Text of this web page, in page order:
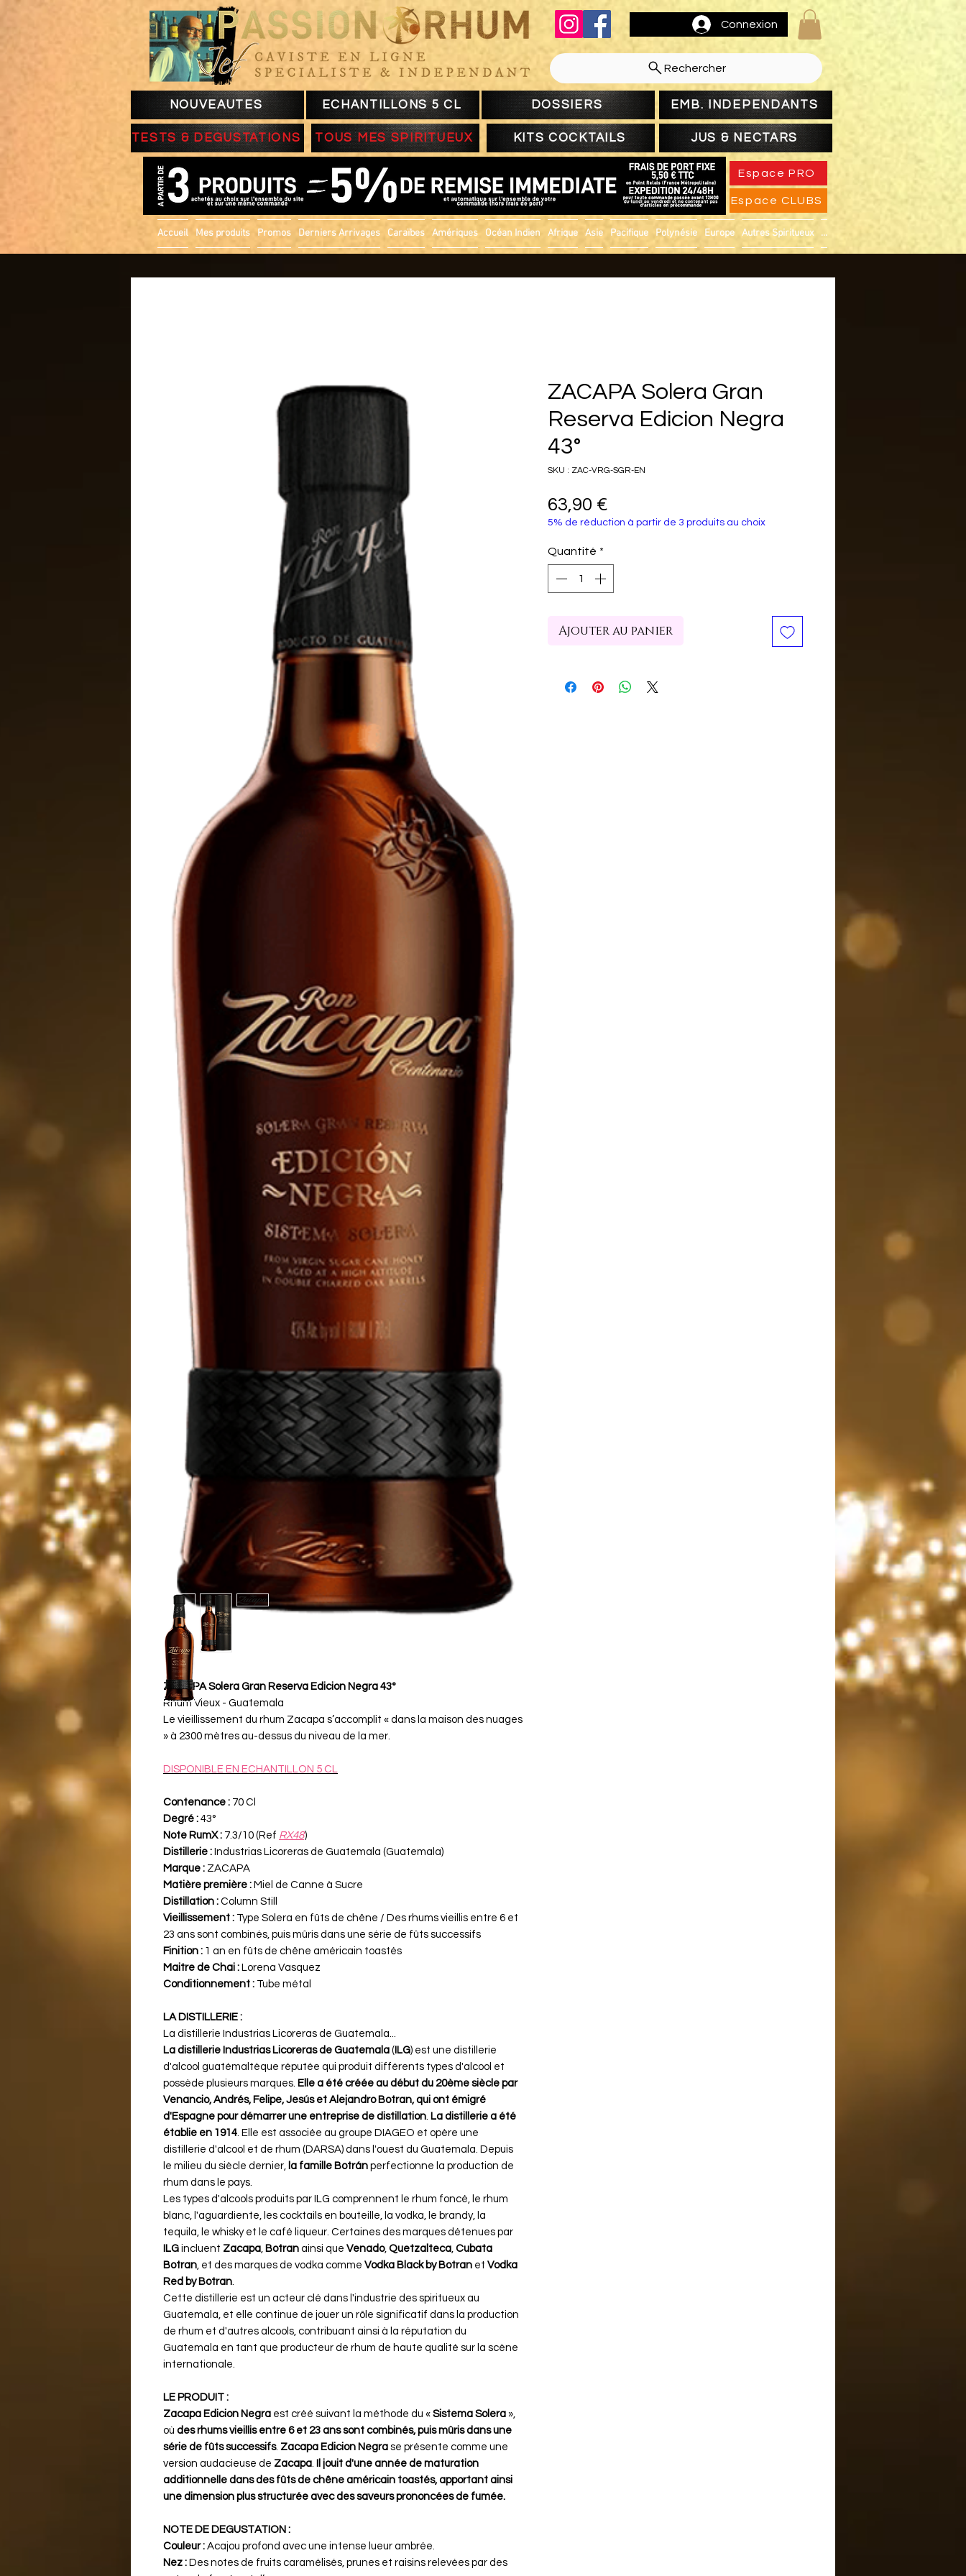
Connexion
Rechercher
NOUVEAUTES ECHANTILLONS 5 CL DOSSIERS EMB. INDEPENDANTS
TESTS & DEGUSTATIONS TOUS MES SPIRITUEUX KITS COCKTAILS JUS & NECTARS
Espace PRO
Espace CLUBS
Accueil Mes produits Promos Derniers Arrivages Caraïbes Amériques Océan Indien Afrique Asie Pacifique Polynésie Europe Autres Spiritueux ...
ZACAPA Solera Gran Reserva Edicion Negra 43°
Rhum Vieux - Guatemala
Le vieillissement du rhum Zacapa s’accomplit « dans la maison des nuages
» à 2300 mètres au-dessus du niveau de la mer.
DISPONIBLE EN ECHANTILLON 5 CL
Contenance : 70 Cl
Degré : 43°
Note RumX : 7.3/10 (Ref RX48)
Distillerie : Industrias Licoreras de Guatemala (Guatemala)
Marque : ZACAPA
Matière première : Miel de Canne à Sucre
Distillation : Column Still
Vieillissement : Type Solera en fûts de chêne / Des rhums vieillis entre 6 et
23 ans sont combinés, puis mûris dans une série de fûts successifs
Finition : 1 an en fûts de chêne américain toastés
Maitre de Chai : Lorena Vasquez
Conditionnement : Tube métal
LA DISTILLERIE :
La distillerie Industrias Licoreras de Guatemala...
La distillerie Industrias Licoreras de Guatemala ( ILG) est une distillerie
d'alcool guatémaltèque réputée qui produit différents types d'alcool et
possède plusieurs marques. Elle a été créée au début du 20ème siècle par
Venancio, Andrés, Felipe, Jesús et Alejandro Botran, qui ont émigré
d'Espagne pour démarrer une entreprise de distillation​ La distillerie a été
établie en 1914 . Elle est associée au groupe DIAGEO et opère une
distillerie d'alcool et de rhum (DARSA) dans l'ouest du Guatemala. Depuis
le milieu du siècle dernier, la famille Botrán perfectionne la production de
rhum dans le pays​​.
Les types d'alcools produits par ILG comprennent le rhum foncé, le rhum
blanc, l'aguardiente, les cocktails en bouteille, la vodka, le brandy, la
tequila, le whisky et le café liqueur​. Certaines des marques détenues par
ILG incluent Zacapa Botran ainsi que Venado, Quetzalteca Cubata
Botran , et des marques de vodka comme Vodka Black by Botran et Vodka
Red by Botran​
Cette distillerie est un acteur clé dans l'industrie des spiritueux au
Guatemala, et elle continue de jouer un rôle significatif dans la production
de rhum et d'autres alcools, contribuant ainsi à la réputation du
Guatemala en tant que producteur de rhum de haute qualité sur la scène
internationale.
LE PRODUIT :
Zacapa Edicion Negra est créé suivant la méthode du « Sistema Solera »,
où des rhums vieillis entre 6 et 23 ans sont combinés, puis mûris dans une
série de fûts successifs. Zacapa Edicion Negra se présente comme une
version audacieuse de Zacapa
Il jouit d'une année de maturation
additionnelle dans des fûts de chêne américain toastés, apportant ainsi
une dimension plus structurée avec des saveurs prononcées de fumée.
NOTE DE DEGUSTATION :
Couleur : Acajou profond avec une intense lueur ambrée.
Nez : Des notes de fruits caramélisés, prunes et raisins relevées par des
ZACAPA Solera Gran
Reserva Edicion Negra
43°
SKU : ZAC-VRG-SGR-EN
63,90 €
5% de réduction à partir de 3 produits au choix
Quantité *
Ajouter au panier